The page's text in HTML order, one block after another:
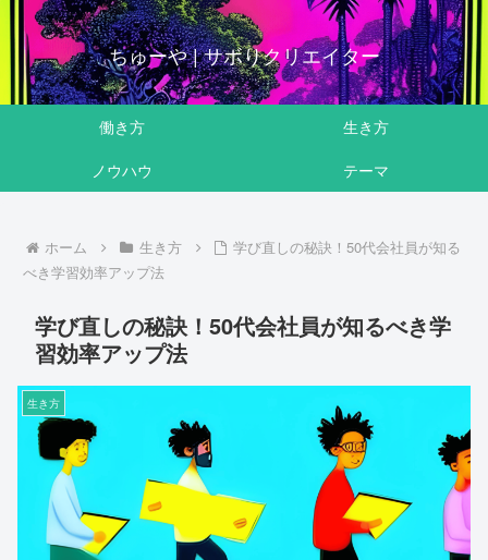
ちゅーや | サボりクリエイター
働き方
生き方
ノウハウ
テーマ
ホーム 生き方
学び直しの秘訣！50代会社員が知る
べき学習効率アップ法
学び直しの秘訣！50代会社員が知るべき学
習効率アップ法
生き方